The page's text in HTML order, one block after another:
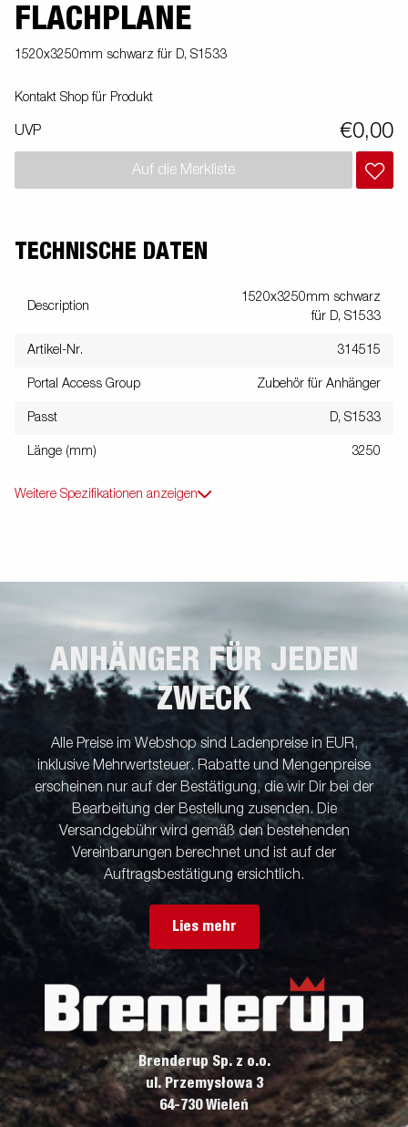
FLACHPLANE
1520x3250mm schwarz für D, S1533
Kontakt Shop für Produkt
UVP €0,00
Auf die Merkliste
TECHNISCHE DATEN
Description
1520x3250mm schwarz
für D, S1533
Artikel-Nr. 314515
Portal Access Group Zubehör für Anhänger
Passt D, S1533
Länge (mm) 3250
Weitere Spezifikationen anzeigen
ANHÄNGER FÜR JEDEN
ZWECK
Alle Preise im Webshop sind Ladenpreise in EUR,
inklusive Mehrwertsteuer. Rabatte und Mengenpreise
erscheinen nur auf der Bestätigung, die wir Dir bei der
Bearbeitung der Bestellung zusenden. Die
Versandgebühr wird gemäß den bestehenden
Vereinbarungen berechnet und ist auf der
Auftragsbestätigung ersichtlich.
Lies mehr
Brenderup Sp. z o.o.
ul. Przemysłowa 3
64-730 Wieleń